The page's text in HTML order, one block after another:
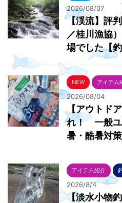
2026/08/07
【渓流】評
／桂川漁協
場でした【
NEW アイテム
2026/08/04
【アウトド
れ！ 一般ユ
暑・酷暑対
アイテム紹介
2026/8/4
【淡水小物